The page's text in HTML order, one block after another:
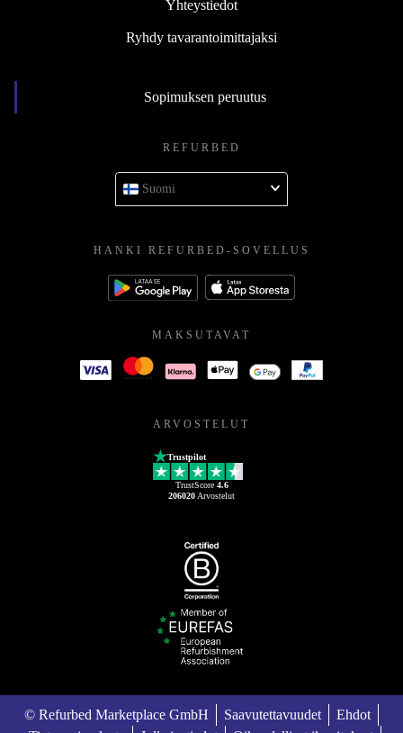
Yhteystiedot
Ryhdy tavarantoimittajaksi
Sopimuksen peruutus
REFURBED
Suomi
HANKI REFURBED-SOVELLUS
MAKSUTAVAT
ARVOSTELUT
Trustpilot
TrustScore 4.6
206020 Arvostelut
© Refurbed Marketplace GmbH Saavutettavuudet
Ehdot